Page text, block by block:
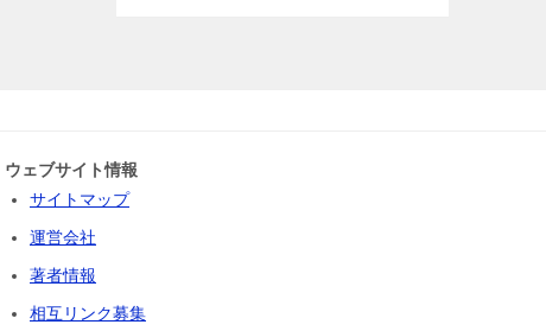
ウェブサイト情報
サイトマップ
運営会社
著者情報
相互リンク募集